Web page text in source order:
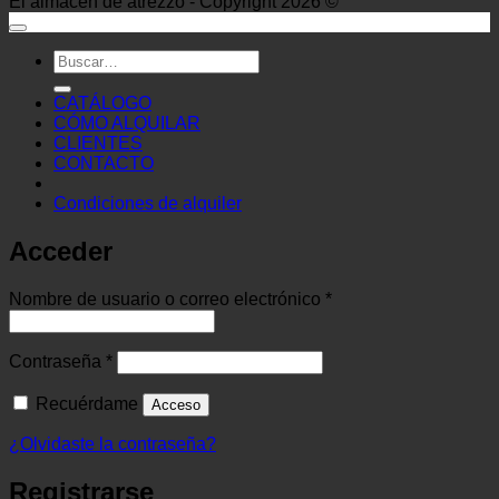
Buscar
por:
CATÁLOGO
CÓMO ALQUILAR
CLIENTES
CONTACTO
Condiciones de alquiler
Acceder
Nombre de usuario o correo electrónico *Obligatorio
Contraseña *Obligatorio
Recuérdame Acceso
¿Olvidaste la contraseña?
Registrarse